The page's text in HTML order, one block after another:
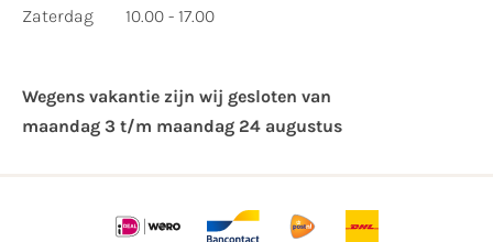
Zaterdag
10.00 - 17.00
Wegens vakantie zijn wij gesloten van ​
maandag 3 t/m maandag 24 augustus